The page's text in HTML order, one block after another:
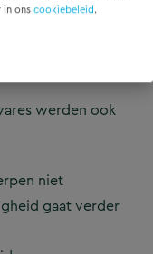
in ons cookiebeleid.
werden ook
niet
gaat verder